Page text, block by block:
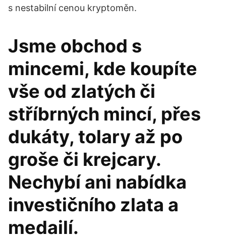
s nestabilní cenou kryptoměn.
Jsme obchod s
mincemi, kde koupíte
vše od zlatých či
stříbrných mincí, přes
dukáty, tolary až po
groše či krejcary.
Nechybí ani nabídka
investičního zlata a
medailí.